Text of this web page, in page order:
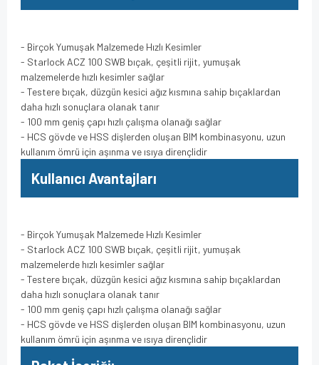
- Birçok Yumuşak Malzemede Hızlı Kesimler
- Starlock ACZ 100 SWB bıçak, çeşitli rijit, yumuşak
malzemelerde hızlı kesimler sağlar
- Testere bıçak, düzgün kesici ağız kısmına sahip bıçaklardan
daha hızlı sonuçlara olanak tanır
- 100 mm geniş çapı hızlı çalışma olanağı sağlar
- HCS gövde ve HSS dişlerden oluşan BIM kombinasyonu, uzun
kullanım ömrü için aşınma ve ısıya dirençlidir
Kullanıcı Avantajları
- Birçok Yumuşak Malzemede Hızlı Kesimler
- Starlock ACZ 100 SWB bıçak, çeşitli rijit, yumuşak
malzemelerde hızlı kesimler sağlar
- Testere bıçak, düzgün kesici ağız kısmına sahip bıçaklardan
daha hızlı sonuçlara olanak tanır
- 100 mm geniş çapı hızlı çalışma olanağı sağlar
- HCS gövde ve HSS dişlerden oluşan BIM kombinasyonu, uzun
kullanım ömrü için aşınma ve ısıya dirençlidir